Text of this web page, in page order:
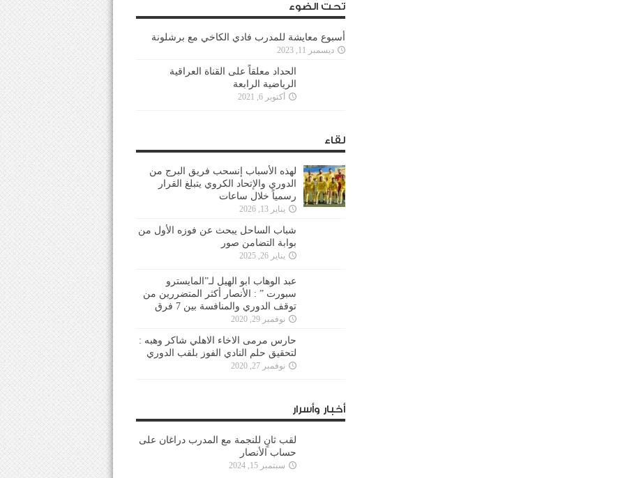
تحت الضوء
أسبوع معايشة للمدرب فادي الكاخي مع برشلونة
ديسمبر 11, 2023
الحداد معلقاً على القناة العراقية
الرياضية الرابعة
أكتوبر 6, 2021
لقاء
لهذه الأسباب إنسحب فريق البرج من
الدوري والإتحاد الكروي يتبلغ القرار
رسمياً خلال ساعات
يناير 13, 2026
شباب الساحل يبحث عن فوزه الأول من
بوابة التضامن صور
يناير 26, 2025
عبد الوهاب ابو الهيل لـ”المايسترو
سبورت ” : الأنصار أكثر المتضررين من
توقف الدوري والمنافسة بين 7 فرق
نوفمبر 29, 2020
حارس مرمى الاخاء الاهلي شاكر وهبه :
لتحقيق حلم النادي الفوز بلقب الدوري
نوفمبر 27, 2020
أخبار وأسرار
لقب ثانٍ للنجمة مع المدرب دراغان على
حساب الأنصار
سبتمبر 15, 2024